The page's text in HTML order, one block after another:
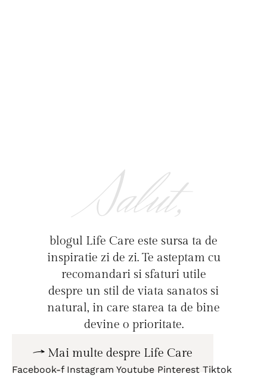
Salut,
blogul Life Care este sursa ta de
inspiratie zi de zi. Te asteptam cu
recomandari si sfaturi utile
despre un stil de viata sanatos si
natural, in care starea ta de bine
devine o prioritate.
Mai multe despre Life Care
Facebook-f Instagram Youtube Pinterest Tiktok